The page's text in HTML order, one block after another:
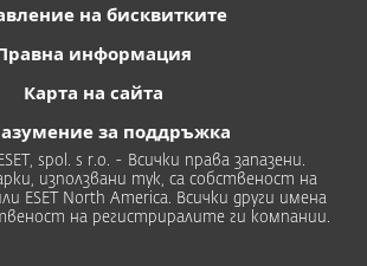
на бисквитките
информация
Карта на сайта
за поддръжка
spol. s r.o. - Всички права запазени.
използвани тук, са собственост на
ESET North America. Всички други имена
на регистриралите ги компании.